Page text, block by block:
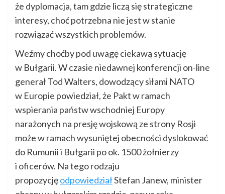
że dyplomacja, tam gdzie liczą się strategiczne
interesy, choć potrzebna nie jest w stanie
rozwiązać wszystkich problemów.
Weźmy choćby pod uwagę ciekawą sytuację
w Bułgarii. W czasie niedawnej konferencji on-line
generał Tod Walters, dowodzący siłami NATO
w Europie powiedział, że Pakt w ramach
wspierania państw wschodniej Europy
narażonych na presję wojskową ze strony Rosji
może w ramach wysuniętej obecności dyslokować
do Rumunii i Bułgarii po ok. 1500 żołnierzy
i oficerów. Na tego rodzaju
propozycjęodpowiedziałStefan Janew, minister